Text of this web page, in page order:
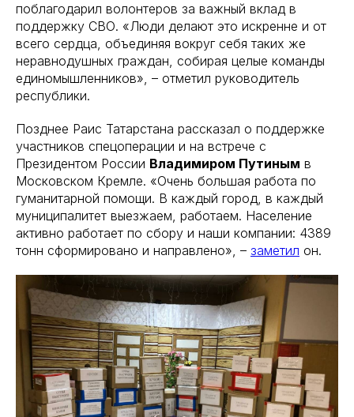
поблагодарил волонтеров за важный вклад в
поддержку СВО. «Люди делают это искренне и от
всего сердца, объединяя вокруг себя таких же
неравнодушных граждан, собирая целые команды
единомышленников», – отметил руководитель
республики.
Позднее Раис Татарстана рассказал о поддержке
участников спецоперации и на встрече с
Президентом России Владимиром Путиным в
Московском Кремле. «Очень большая работа по
гуманитарной помощи. В каждый город, в каждый
муниципалитет выезжаем, работаем. Население
активно работает по сбору и наши компании: 4389
тонн сформировано и направлено», – заметил он.